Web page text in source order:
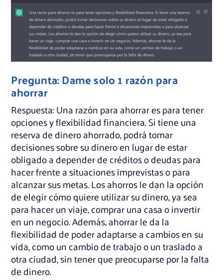
Pregunta: Dame solo 1 razón para
ahorrar
Respuesta: Una razón para ahorrar es para tener
opciones y flexibilidad financiera. Si tiene una
reserva de dinero ahorrado, podrá tomar
decisiones sobre su dinero en lugar de estar
obligado a depender de créditos o deudas para
hacer frente a situaciones imprevistas o para
alcanzar sus metas. Los ahorros le dan la opción
de elegir cómo quiere utilizar su dinero, ya sea
para hacer un viaje, comprar una casa o invertir
en un negocio. Además, ahorrar le da la
flexibilidad de poder adaptarse a cambios en su
vida, como un cambio de trabajo o un traslado a
otra ciudad, sin tener que preocuparse por la falta
de dinero.